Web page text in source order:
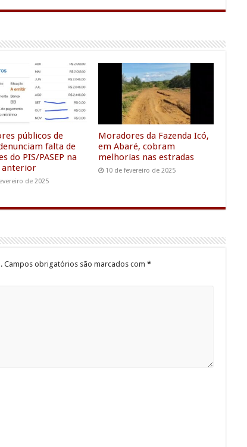
l
g
a
m
s
e
e
r
a
e
públicos de
falta de
do PIS/PASEP na
anterior
de 2025
Moradores da Fazenda Icó,
em Abaré, cobram
melhorias nas estradas
10 de fevereiro de 2025
Campos obrigatórios são marcados com *